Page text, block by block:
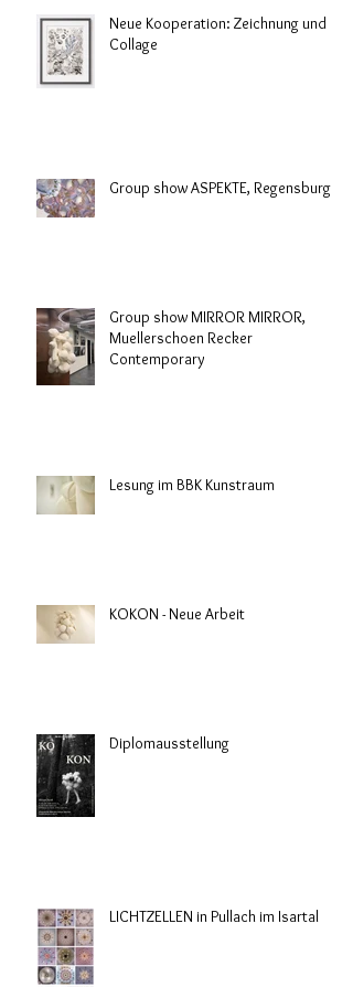
Neue Kooperation: Zeichnung und
Collage
Group show ASPEKTE, Regensburg
Group show MIRROR MIRROR,
Muellerschoen Recker
Contemporary
Lesung im BBK Kunstraum
KOKON - Neue Arbeit
Diplomausstellung
LICHTZELLEN in Pullach im Isartal